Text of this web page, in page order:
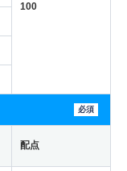
100
必須
配点